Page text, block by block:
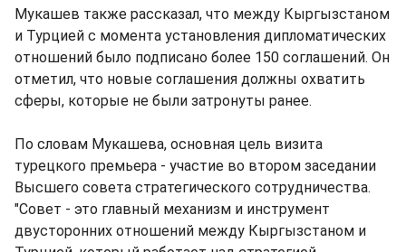
Мукашев также рассказал, что между Кыргызстаном
и Турцией с момента установления дипломатических
отношений было подписано более 150 соглашений. Он
отметил, что новые соглашения должны охватить
сферы, которые не были затронуты ранее.
По словам Мукашева, основная цель визита
турецкого премьера - участие во втором заседании
Высшего совета стратегического сотрудничества.
"Совет - это главный механизм и инструмент
двусторонних отношений между Кыргызстаном и